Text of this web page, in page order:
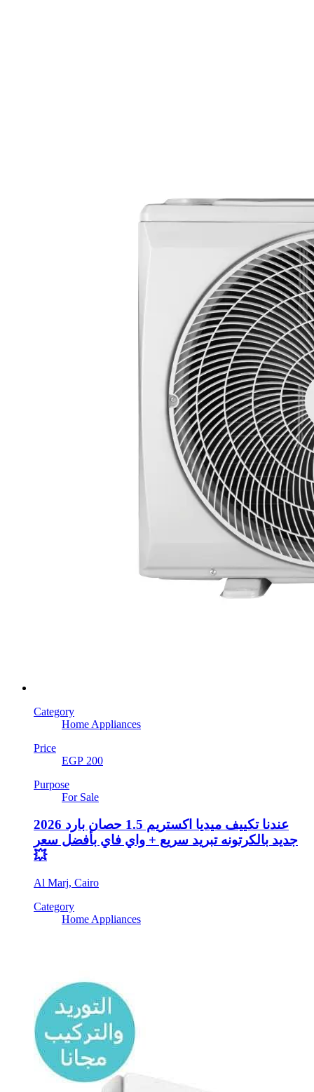
Category
Home Appliances
Price
EGP 200
Purpose
For Sale
عندنا تكييف ميديا اكستريم 1.5 حصان بارد 2026
جديد بالكرتونه تبريد سريع + واي فاي بأفضل سعر
💥
Al Marj, Cairo
Category
Home Appliances